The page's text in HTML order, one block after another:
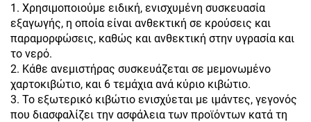
1. Χρησιμοποιούμε ειδική, ενισχυμένη συσκευασία
εξαγωγής, η οποία είναι ανθεκτική σε κρούσεις και
παραμορφώσεις, καθώς και ανθεκτική στην υγρασία και
το νερό.
2. Κάθε ανεμιστήρας συσκευάζεται σε μεμονωμένο
χαρτοκιβώτιο, και 6 τεμάχια ανά κύριο κιβώτιο.
3. Το εξωτερικό κιβώτιο ενισχύεται με ιμάντες, γεγονός
που διασφαλίζει την ασφάλεια των προϊόντων κατά τη